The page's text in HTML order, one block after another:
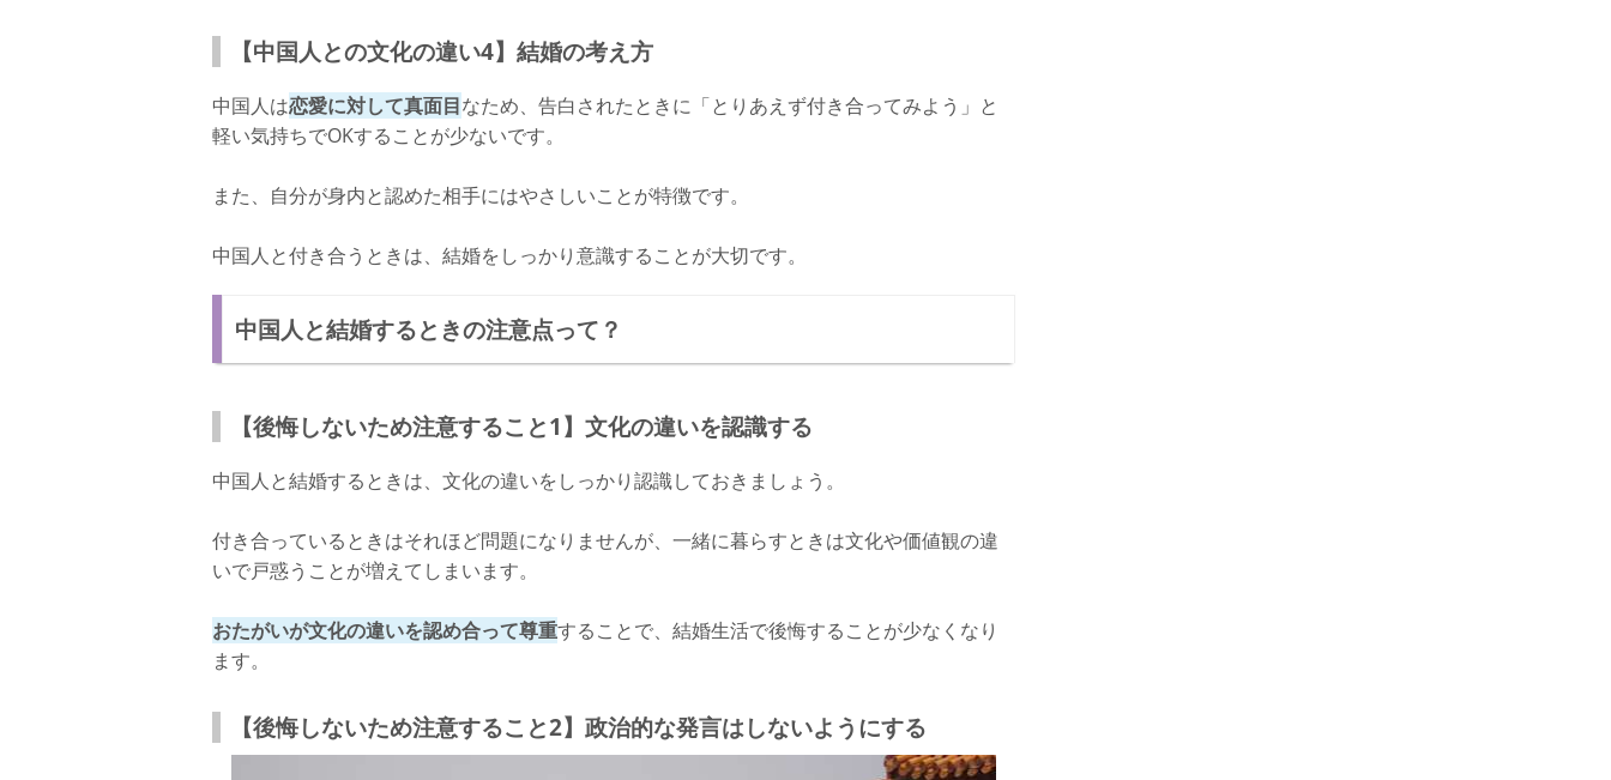
【中国人との文化の違い4】結婚の考え方
中国人は恋愛に対して真面目なため、告白されたときに「とりあえず付き合ってみよう」と
軽い気持ちでOKすることが少ないです。
また、自分が身内と認めた相手にはやさしいことが特徴です。
中国人と付き合うときは、結婚をしっかり意識することが大切です。
中国人と結婚するときの注意点って？
【後悔しないため注意すること1】文化の違いを認識する
中国人と結婚するときは、文化の違いをしっかり認識しておきましょう。
付き合っているときはそれほど問題になりませんが、一緒に暮らすときは文化や価値観の違
いで戸惑うことが増えてしまいます。
おたがいが文化の違いを認め合って尊重することで、結婚生活で後悔することが少なくなり
ます。
【後悔しないため注意すること2】政治的な発言はしないようにする